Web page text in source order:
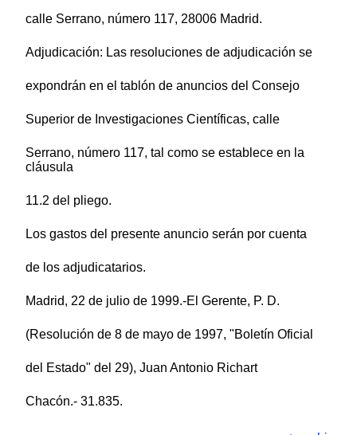
calle Serrano, número 117, 28006 Madrid.
Adjudicación: Las resoluciones de adjudicación se
expondrán en el tablón de anuncios del Consejo
Superior de Investigaciones Científicas, calle
Serrano, número 117, tal como se establece en la
cláusula
11.2 del pliego.
Los gastos del presente anuncio serán por cuenta
de los adjudicatarios.
Madrid, 22 de julio de 1999.-El Gerente, P. D.
(Resolución de 8 de mayo de 1997, "Boletín Oficial
del Estado" del 29), Juan Antonio Richart
Chacón.- 31.835.